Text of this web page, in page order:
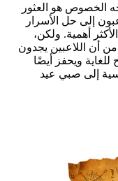
الخصوص هو العثور
إلى حل الأسرار
أهمية. ولكن،
من أن اللاعبين يجدون
ويحفز أيضًا
إلى صبي عيد